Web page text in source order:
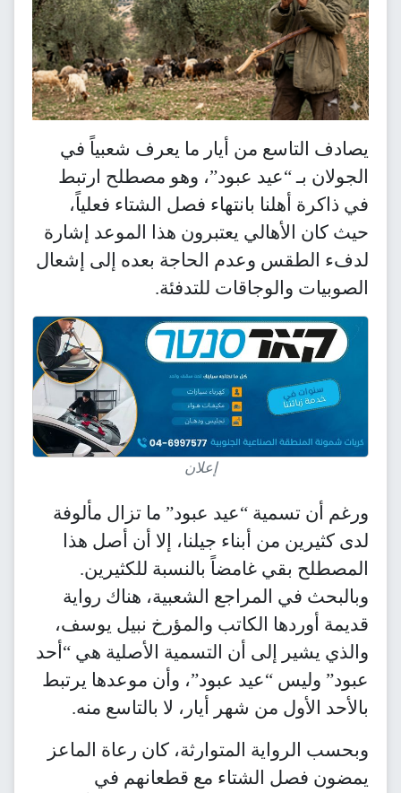
يصادف التاسع من أيار ما يعرف شعبياً في
الجولان بـ “عيد عبود”، وهو مصطلح ارتبط
في ذاكرة أهلنا بانتهاء فصل الشتاء فعلياً،
حيث كان الأهالي يعتبرون هذا الموعد إشارة
لدفء الطقس وعدم الحاجة بعده إلى إشعال
الصوبيات والوجاقات للتدفئة.
إعلان
ورغم أن تسمية “عيد عبود” ما تزال مألوفة
لدى كثيرين من أبناء جيلنا، إلا أن أصل هذا
المصطلح بقي غامضاً بالنسبة للكثيرين.
وبالبحث في المراجع الشعبية، هناك رواية
قديمة أوردها الكاتب والمؤرخ نبيل يوسف،
والذي يشير إلى أن التسمية الأصلية هي “أحد
عبود” وليس “عيد عبود”، وأن موعدها يرتبط
بالأحد الأول من شهر أيار، لا بالتاسع منه.
وبحسب الرواية المتوارثة، كان رعاة الماعز
يمضون فصل الشتاء مع قطعانهم في